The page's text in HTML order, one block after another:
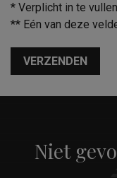
* Verplicht in te vullen
** Eén van deze
VERZENDEN
Niet